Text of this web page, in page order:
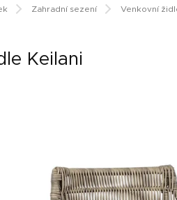
Zahradní sezení Venkovní
Keilani